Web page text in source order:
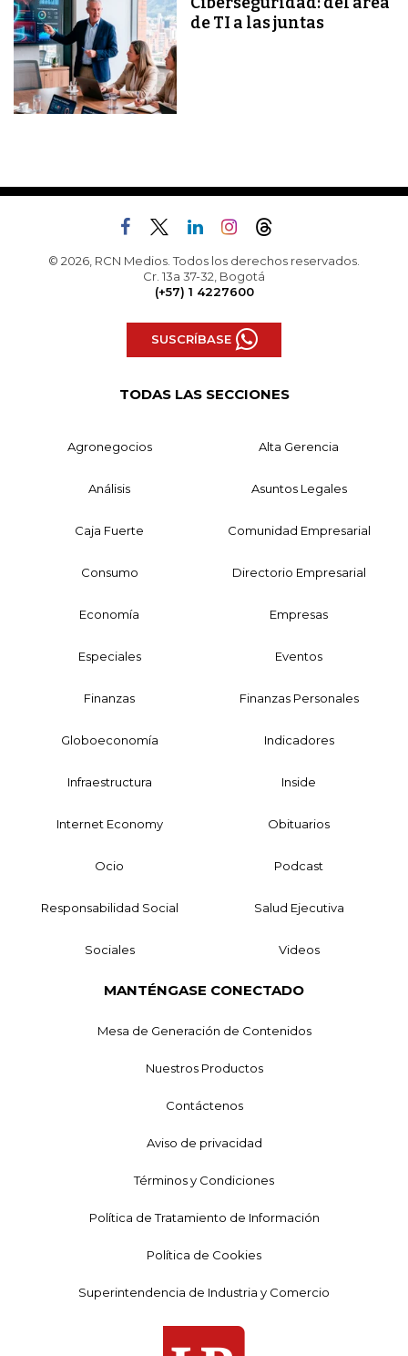
de TI a las juntas
© 2026, RCN Medios. Todos los derechos reservados.
Cr. 13a 37-32, Bogotá
(+57) 1 4227600
SUSCRÍBASE
TODAS LAS SECCIONES
Agronegocios Alta Gerencia
Análisis Asuntos Legales
Caja Fuerte Comunidad Empresarial
Consumo Directorio Empresarial
Economía Empresas
Especiales Eventos
Finanzas Finanzas Personales
Globoeconomía Indicadores
Infraestructura Inside
Internet Economy Obituarios
Ocio Podcast
Responsabilidad Social Salud Ejecutiva
Sociales Videos
MANTÉNGASE CONECTADO
Mesa de Generación de Contenidos
Nuestros Productos
Contáctenos
Aviso de privacidad
Términos y Condiciones
Política de Tratamiento de Información
Política de Cookies
Superintendencia de Industria y Comercio